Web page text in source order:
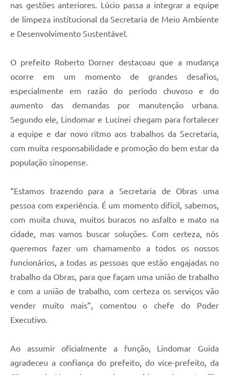
nas gestões anteriores. Lúcio passa a integrar a equipe
de limpeza institucional da Secretaria de Meio Ambiente
e Desenvolvimento Sustentável.
O prefeito Roberto Dorner destacoau que a mudança
ocorre em um momento de grandes desafios,
especialmente em razão do período chuvoso e do
aumento das demandas por manutenção urbana.
Segundo ele, Lindomar e Lucinei chegam para fortalecer
a equipe e dar novo ritmo aos trabalhos da Secretaria,
com muita responsabilidade e promoção do bem estar da
população sinopense.
“Estamos trazendo para a Secretaria de Obras uma
pessoa com experiência. É um momento difícil, sabemos,
com muita chuva, muitos buracos no asfalto e mato na
cidade, mas vamos buscar soluções. Com certeza, nós
queremos fazer um chamamento a todos os nossos
funcionários, a todas as pessoas que estão engajadas no
trabalho da Obras, para que façam uma união de trabalho
e com a união de trabalho, com certeza os serviços vão
vender muito mais”, comentou o chefe do Poder
Executivo.
Ao assumir oficialmente a função, Lindomar Guida
agradeceu a confiança do prefeito, do vice-prefeito, da